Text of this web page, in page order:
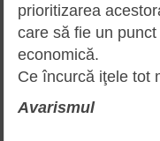
prioritizarea
care să fie un
economică.
Ce încurcă iţele tot
Avarismul